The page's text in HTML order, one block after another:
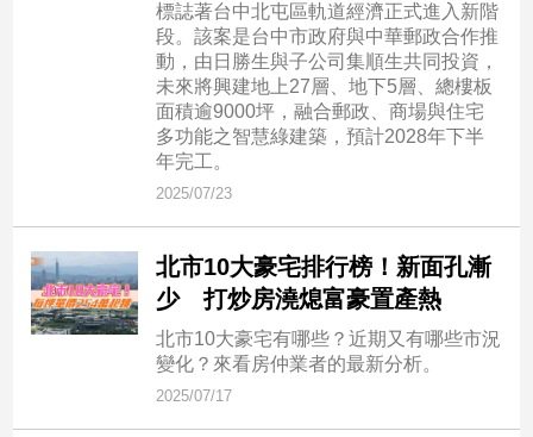
標誌著台中北屯區軌道經濟正式進入新階
段。該案是台中市政府與中華郵政合作推
動，由日勝生與子公司集順生共同投資，
未來將興建地上27層、地下5層、總樓板
面積逾9000坪，融合郵政、商場與住宅
多功能之智慧綠建築，預計2028年下半
年完工。
2025/07/23
北市10大豪宅排行榜！新面孔漸
少 打炒房澆熄富豪置產熱
北市10大豪宅有哪些？近期又有哪些市況
變化？來看房仲業者的最新分析。
2025/07/17